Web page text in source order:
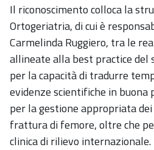
Il riconoscimento colloca la
Ortogeriatria, di cui è
Carmelinda Ruggiero, tra le
allineate alla best practice del
per la capacità di tradurre
evidenze scientifiche in buona
per la gestione appropriata
frattura di femore, oltre che
clinica di rilievo internazionale.